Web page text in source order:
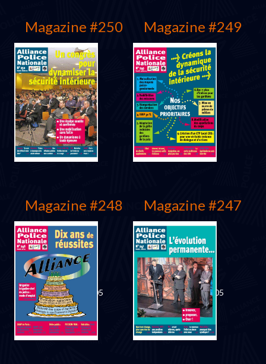
Juin 2006 Mars 2006
Magazine #250
Décembre 2005
Magazine #249
Septembre 2005
Magazine #248 Magazine #247